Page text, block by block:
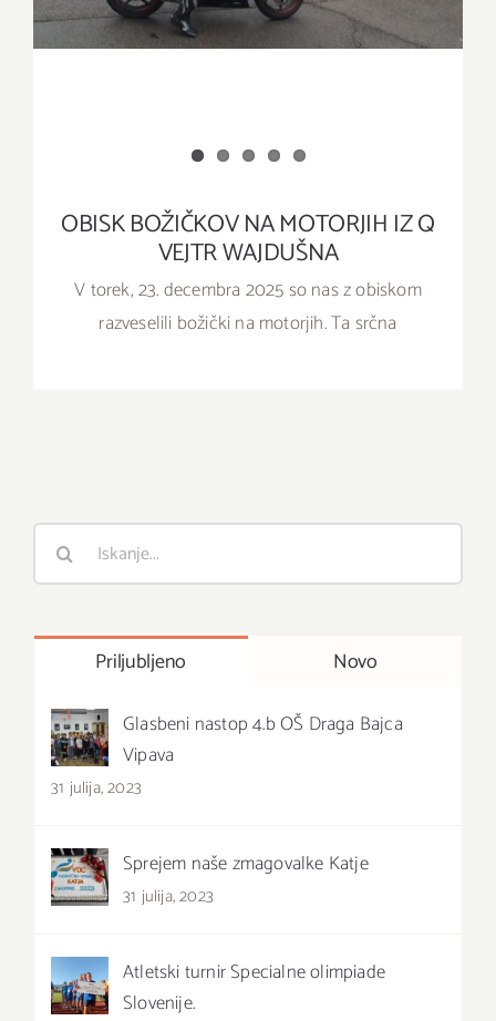
OBISK BOŽIČKOV NA MOTORJIH IZ Q
VEJTR WAJDUŠNA
V torek, 23. decembra 2025 so nas z obiskom
razveselili božički na motorjih. Ta srčna
Priljubljeno Novo
Glasbeni nastop 4.b OŠ Draga Bajca
Vipava
31 julija, 2023
Sprejem naše zmagovalke Katje
31 julija, 2023
Atletski turnir Specialne olimpiade
Slovenije.